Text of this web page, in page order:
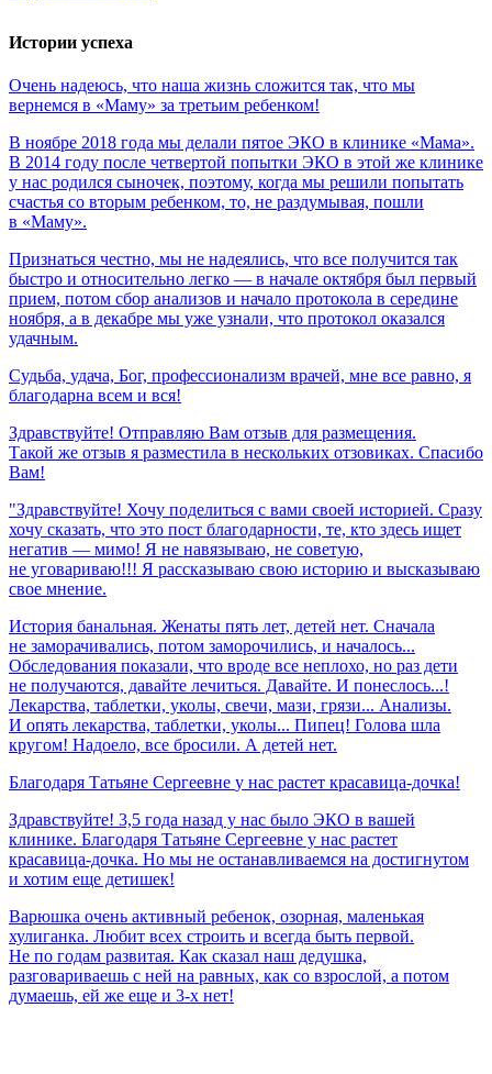
Истории успеха
Очень надеюсь, что наша жизнь сложится так, что мы
вернемся в «Маму» за третьим ребенком!
В ноябре 2018 года мы делали пятое ЭКО в клинике «Мама».
В 2014 году после четвертой попытки ЭКО в этой же клинике
у нас родился сыночек, поэтому, когда мы решили попытать
счастья со вторым ребенком, то, не раздумывая, пошли
в «Маму».
Признаться честно, мы не надеялись, что все получится так
быстро и относительно легко — в начале октября был первый
прием, потом сбор анализов и начало протокола в середине
ноября, а в декабре мы уже узнали, что протокол оказался
удачным.
Судьба, удача, Бог, профессионализм врачей, мне все равно, я
благодарна всем и вся!
Здравствуйте! Отправляю Вам отзыв для размещения.
Такой же отзыв я разместила в нескольких отзовиках. Спасибо
Вам!
"Здравствуйте! Хочу поделиться с вами своей историей. Сразу
хочу сказать, что это пост благодарности, те, кто здесь ищет
негатив — мимо! Я не навязываю, не советую,
не уговариваю!!! Я рассказываю свою историю и высказываю
свое мнение.
История банальная. Женаты пять лет, детей нет. Сначала
не заморачивались, потом заморочились, и началось...
Обследования показали, что вроде все неплохо, но раз дети
не получаются, давайте лечиться. Давайте. И понеслось...!
Лекарства, таблетки, уколы, свечи, мази, грязи... Анализы.
И опять лекарства, таблетки, уколы... Пипец! Голова шла
кругом! Надоело, все бросили. А детей нет.
Благодаря Татьяне Сергеевне у нас растет красавица-дочка!
Здравствуйте! 3,5 года назад у нас было ЭКО в вашей
клинике. Благодаря Татьяне Сергеевне у нас растет
красавица-дочка. Но мы не останавливаемся на достигнутом
и хотим еще детишек!
Варюшка очень активный ребенок, озорная, маленькая
хулиганка. Любит всех строить и всегда быть первой.
Не по годам развитая. Как сказал наш дедушка,
разговариваешь с ней на равных, как со взрослой, а потом
думаешь, ей же еще и 3-х нет!